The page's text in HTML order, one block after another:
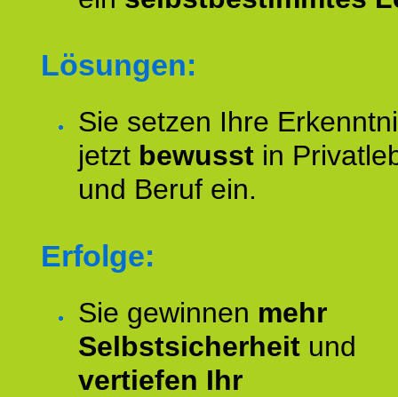
Lösungen:
Sie setzen Ihre
jetzt bewusst in
und Beruf ein.
Erfolge:
Sie gewinnen mehr
Selbstsicherheit und
vertiefen Ihr